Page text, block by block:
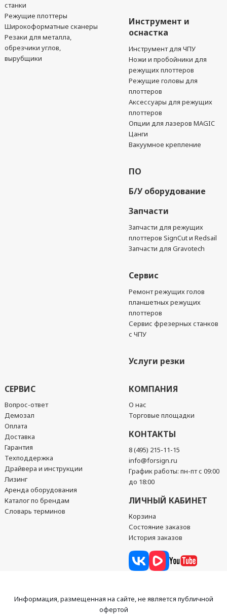
станки
Режущие плоттеры
Широкоформатные сканеры
Резаки для металла,
обрезчики углов,
вырубщики
Инструмент и
оснастка
Инструмент для ЧПУ
Ножи и пробойники для
режущих плоттеров
Режущие головы для
плоттеров
Аксессуары для режущих
плоттеров
Опции для лазеров MAGIC
Цанги
Вакуумное крепление
ПО
Б/У оборудование
Запчасти
Запчасти для режущих
плоттеров SignCut и Redsail
Запчасти для Gravotech
Сервис
Ремонт режущих голов
планшетных режущих
плоттеров
Сервис фрезерных станков
с ЧПУ
Услуги резки
СЕРВИС
Вопрос-ответ
Демозал
Оплата
Доставка
Гарантия
Техподдержка
Драйвера и инструкции
Лизинг
Аренда оборудования
Каталог по брендам
Словарь терминов
КОМПАНИЯ
О нас
Торговые площадки
КОНТАКТЫ
8 (495) 215-11-15
info@forsign.ru
График работы: пн-пт с 09:00
до 18:00
ЛИЧНЫЙ КАБИНЕТ
Корзина
Состояние заказов
История заказов
Информация, размещенная на сайте, не является публичной
офертой